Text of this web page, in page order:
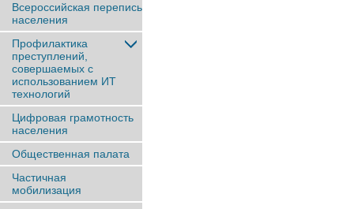
Всероссийская перепись
населения
Профилактика
преступлений,
совершаемых с
использованием ИТ
технологий
Цифровая грамотность
населения
Общественная палата
Частичная
мобилизация